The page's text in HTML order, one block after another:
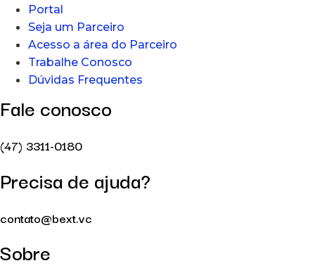
Portal
Seja um Parceiro
Acesso a área do Parceiro
Trabalhe Conosco
Dúvidas Frequentes
Fale conosco
(47) 3311-0180
Precisa de ajuda?
contato@bext.vc
Sobre